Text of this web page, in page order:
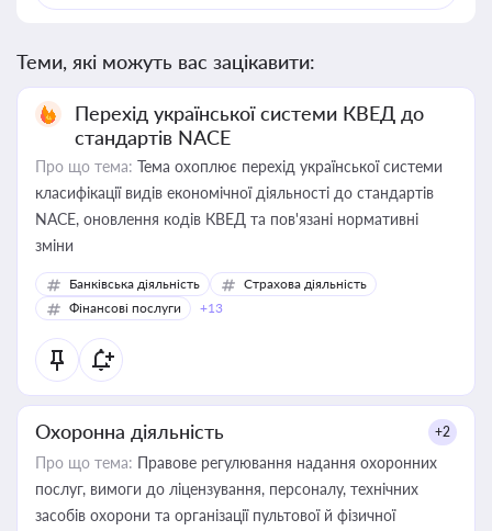
Теми, які можуть вас зацікавити:
Перехід української системи КВЕД до
стандартів NACE
Про що тема: Тема охоплює перехід української системи
класифікації видів економічної діяльності до стандартів
NACE, оновлення кодів КВЕД та пов'язані нормативні
зміни
Банківська діяльність
Страхова діяльність
Фінансові послуги
+13
Охоронна діяльність +2
Про що тема: Правове регулювання надання охоронних
послуг, вимоги до ліцензування, персоналу, технічних
засобів охорони та організації пультової й фізичної